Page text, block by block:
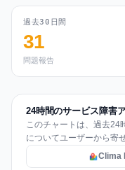
過去30日間
31
問題報告
24時間のサービス障害
このチャートは、過去24
についてユーザーから寄
Clima